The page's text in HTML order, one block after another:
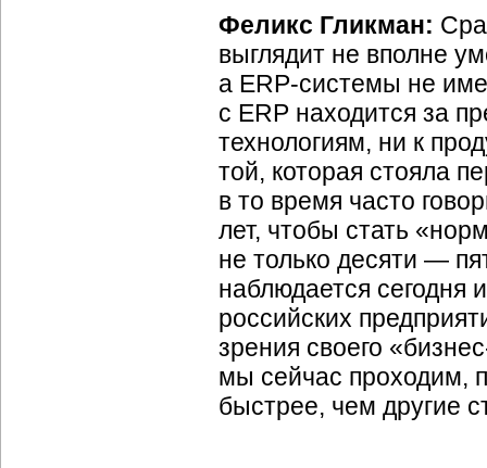
Феликс Гликман:
выглядит не вполне
а ERP-системы не
с ERP находится за
технологиям, ни к
той, которая стояла
в то время часто
лет, чтобы стать
не только десяти —
наблюдается сегодня
российских
зрения своего
мы сейчас проходим,
быстрее, чем другие